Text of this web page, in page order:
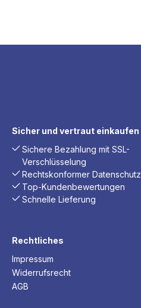
Sicher und vertraut einkaufen
Sichere Bezahlung mit SSL-
Verschlüsselung
Rechtskonformer Datenschutz
Top-Kundenbewertungen
Schnelle Lieferung
Rechtliches
Impressum
Widerrufsrecht
AGB